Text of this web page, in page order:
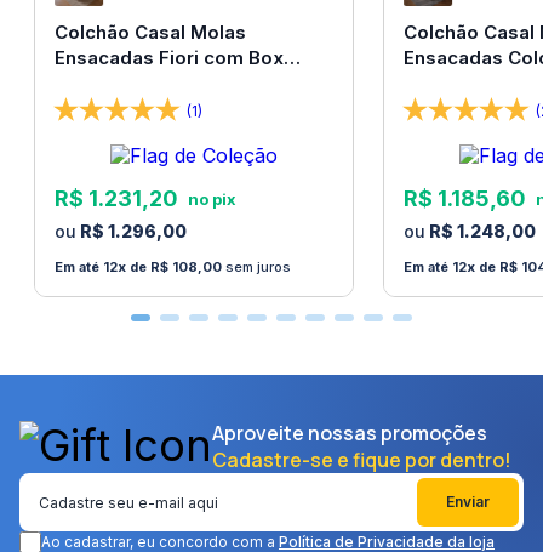
Colchão Casal Molas
Ensacadas Fiori com Box
(1)
R$ 1.231 20
R$ 1.296,00
12 R$ 108 00sem juros
Colchão Casal
Ensacadas
R$ 1.185 60
R$ 1.248,00
12 R$
Aproveite nossas promoções
Cadastre-se e fique por dentro!
Enviar
Ao cadastrar, eu concordo com a Política de Privacidade da loja